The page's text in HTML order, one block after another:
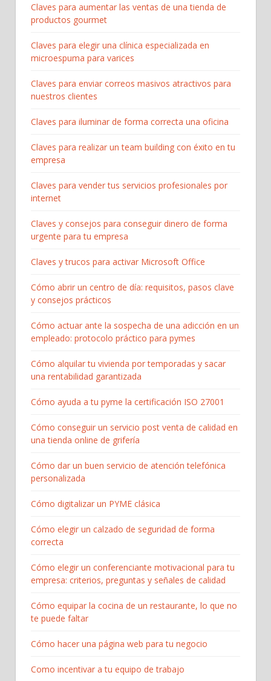
Claves para aumentar las ventas de una tienda de
productos gourmet
Claves para elegir una clínica especializada en
microespuma para varices
Claves para enviar correos masivos atractivos para
nuestros clientes
Claves para iluminar de forma correcta una oficina
Claves para realizar un team building con éxito en tu
empresa
Claves para vender tus servicios profesionales por
internet
Claves y consejos para conseguir dinero de forma
urgente para tu empresa
Claves y trucos para activar Microsoft Office
Cómo abrir un centro de día: requisitos, pasos clave
y consejos prácticos
Cómo actuar ante la sospecha de una adicción en un
empleado: protocolo práctico para pymes
Cómo alquilar tu vivienda por temporadas y sacar
una rentabilidad garantizada
Cómo ayuda a tu pyme la certificación ISO 27001
Cómo conseguir un servicio post venta de calidad en
una tienda online de grifería
Cómo dar un buen servicio de atención telefónica
personalizada
Cómo digitalizar un PYME clásica
Cómo elegir un calzado de seguridad de forma
correcta
Cómo elegir un conferenciante motivacional para tu
empresa: criterios, preguntas y señales de calidad
Cómo equipar la cocina de un restaurante, lo que no
te puede faltar
Cómo hacer una página web para tu negocio
Como incentivar a tu equipo de trabajo